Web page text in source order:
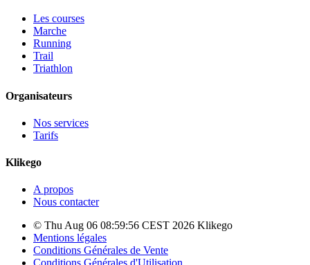
Les courses
Marche
Running
Trail
Triathlon
Organisateurs
Nos services
Tarifs
Klikego
A propos
Nous contacter
© Thu Aug 06 08:59:56 CEST 2026 Klikego
Mentions légales
Conditions Générales de Vente